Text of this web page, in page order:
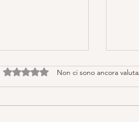
Valutazione 0 stelle su 5.
Non ci sono ancora